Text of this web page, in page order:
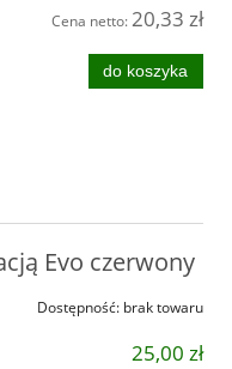
Cena netto:20,33 zł
do koszyka
Evo czerwony
Dostępność: brak towaru
25,00 zł